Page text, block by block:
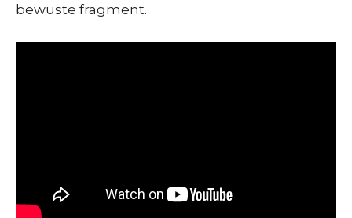
bewuste fragment.